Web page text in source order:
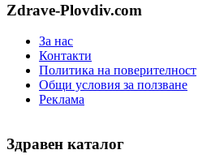
Zdrave-Plovdiv.com
За нас
Контакти
Политика на поверителност
Общи условия за ползване
Реклама
Здравен каталог